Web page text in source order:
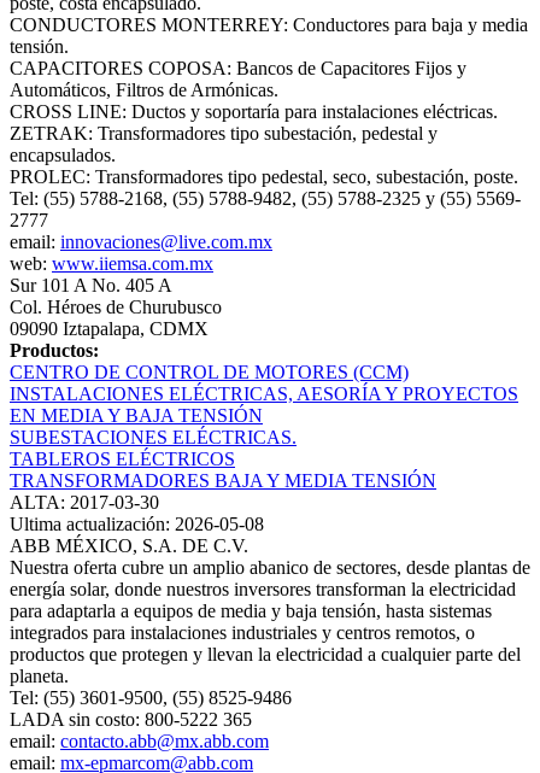
CONDUCTORES MONTERREY: Conductores para baja y media
tensión.
CAPACITORES COPOSA: Bancos de Capacitores Fijos y
Automáticos, Filtros de Armónicas.
CROSS LINE: Ductos y soportaría para instalaciones eléctricas.
ZETRAK: Transformadores tipo subestación, pedestal y
encapsulados.
PROLEC: Transformadores tipo pedestal, seco, subestación, poste.
Tel: (55) 5788-2168, (55) 5788-9482, (55) 5788-2325 y (55) 5569-
2777
email: innovaciones@live.com.mx
web: www.iiemsa.com.mx
Sur 101 A No. 405 A
Col. Héroes de Churubusco
09090 Iztapalapa, CDMX
Productos:
CENTRO DE CONTROL DE MOTORES (CCM)
INSTALACIONES ELÉCTRICAS, AESORÍA Y PROYECTOS
EN MEDIA Y BAJA TENSIÓN
SUBESTACIONES ELÉCTRICAS.
TABLEROS ELÉCTRICOS
TRANSFORMADORES BAJA Y MEDIA TENSIÓN
ALTA: 2017-03-30
Ultima actualización: 2026-05-08
ABB MÉXICO, S.A. DE C.V.
Nuestra oferta cubre un amplio abanico de sectores, desde plantas de
energía solar, donde nuestros inversores transforman la electricidad
para adaptarla a equipos de media y baja tensión, hasta sistemas
integrados para instalaciones industriales y centros remotos, o
productos que protegen y llevan la electricidad a cualquier parte del
planeta.
Tel: (55) 3601-9500, (55) 8525-9486
LADA sin costo: 800-5222 365
email: contacto.abb@mx.abb.com
email: mx-epmarcom@abb.com